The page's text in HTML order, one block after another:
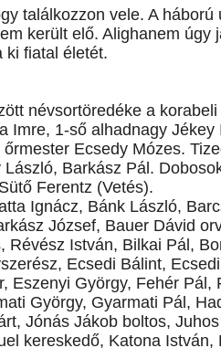
találkozzon vele. A háború
került elő. Alighanem úgy
ki fiatal életét.
névsortöredéke a
Imre, 1-ső alhadnagy
Ecsedy Mózes.
Barkász Pál.
Ferentz (Vetés).
Ignácz, Bánk László,
József, Bauer Dávid
István, Bilkai Pál,
Ecsedi Bálint,
Eszenyi György, Fehér Pál,
György, Gyarmati Pál,
Jónás Jákob boltos,
kereskedő, Katona István,